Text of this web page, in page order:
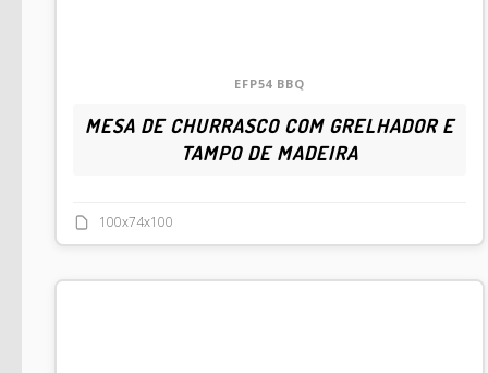
EFP54 BBQ
MESA DE CHURRASCO COM GRELHADOR E
TAMPO DE MADEIRA
100x74x100